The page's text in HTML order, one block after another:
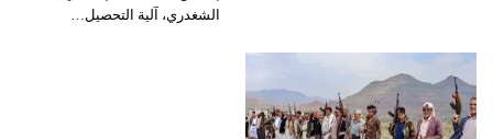
الشغدري، آلية التحصيل…